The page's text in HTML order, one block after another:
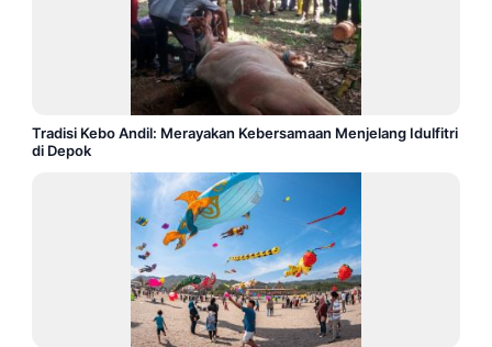
Tradisi Kebo Andil: Merayakan Kebersamaan Menjelang Idulfitri
di Depok